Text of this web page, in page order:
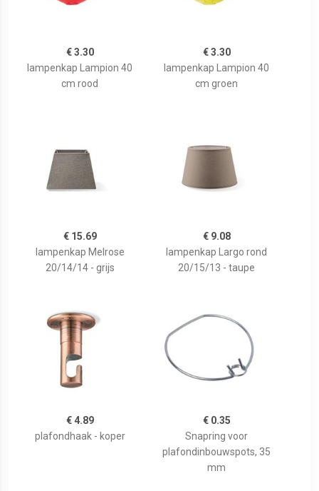
€ 3.30
lampenkap Lampion 40
cm rood
€ 3.30
lampenkap Lampion 40
cm groen
€ 15.69
lampenkap Melrose
20/14/14 - grijs
€ 9.08
lampenkap Largo rond
20/15/13 - taupe
€ 4.89
plafondhaak - koper
€ 0.35
Snapring voor
plafondinbouwspots, 35
mm